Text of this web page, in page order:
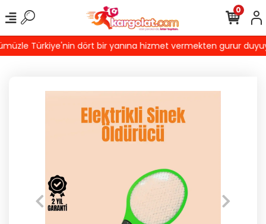
Türkiye'nin dört bir yanına hizmet vermekten gurur
0